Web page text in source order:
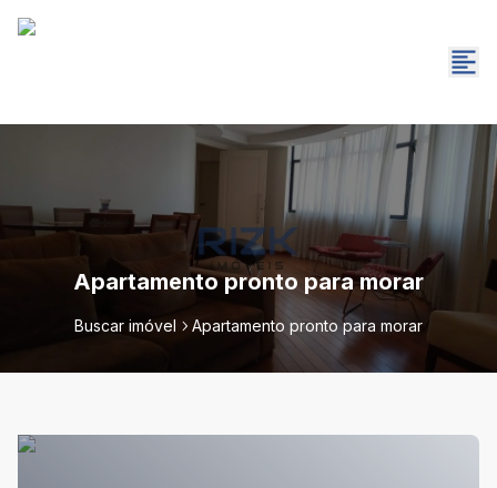
Apartamento pronto para morar
Buscar imóvel Apartamento pronto para morar